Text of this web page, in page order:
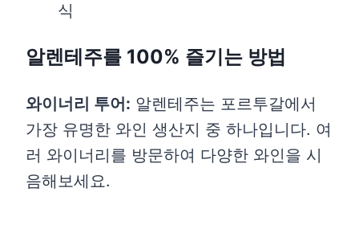
식
알렌테주를 100% 즐기는 방법
와이너리 투어: 알렌테주는 포르투갈에서
가장 유명한 와인 생산지 중 하나입니다. 여
러 와이너리를 방문하여 다양한 와인을 시
음해보세요.